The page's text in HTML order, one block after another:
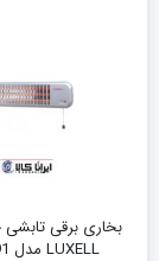
بخاری برقی تابشی
LUXELL مدل LX-2891